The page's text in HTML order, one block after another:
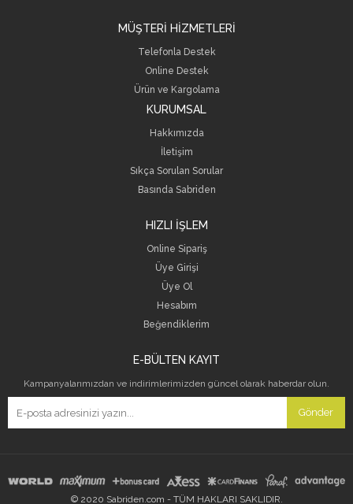
MÜŞTERİ HİZMETLERİ
Telefonla Destek
Online Destek
Ürün ve Kargolama
KURUMSAL
Hakkımızda
İletişim
Sıkça Sorulan Sorular
Basında Sabriden
HIZLI İŞLEM
Online Sipariş
Üye Girişi
Üye Ol
Hesabım
Beğendiklerim
E-BÜLTEN KAYIT
Kampanyalarımızdan ve indirimlerimizden güncel olarak haberdar olun.
Gönder
© 2020 Sabriden.com - TÜM HAKLARI SAKLIDIR.